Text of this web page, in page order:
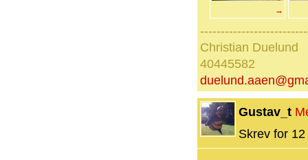
→
Christian Duelund
40445582
Gustav_t
Skrev for